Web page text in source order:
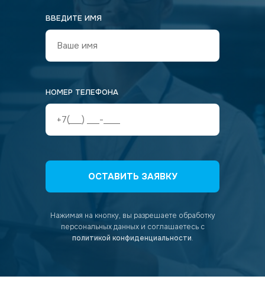
ВВЕДИТЕ ИМЯ
НОМЕР ТЕЛЕФОНА
ОСТАВИТЬ ЗАЯВКУ
Нажимая на кнопку, вы разрешаете обработку
персональных данных и соглашаетесь с
политикой конфиденциальности.